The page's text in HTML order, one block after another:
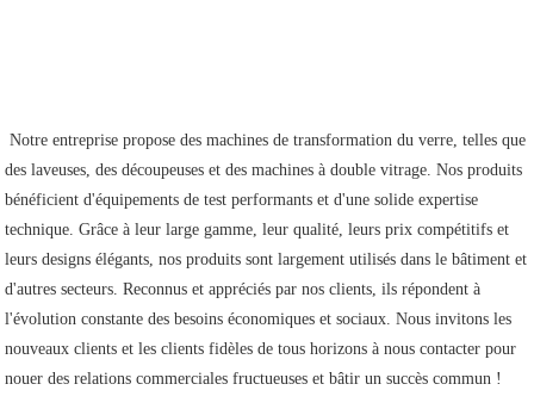
des laveuses, des découpeuses et des machines à double vitrage. Nos produits
bénéficient d'équipements de test performants et d'une solide expertise
technique. Grâce à leur large gamme, leur qualité, leurs prix compétitifs et
leurs designs élégants, nos produits sont largement utilisés dans le bâtiment et
d'autres secteurs. Reconnus et appréciés par nos clients, ils répondent à
l'évolution constante des besoins économiques et sociaux. Nous invitons les
nouveaux clients et les clients fidèles de tous horizons à nous contacter pour
nouer des relations commerciales fructueuses et bâtir un succès commun !